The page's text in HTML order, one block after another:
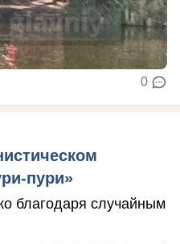
0
пури»
благодаря случайным